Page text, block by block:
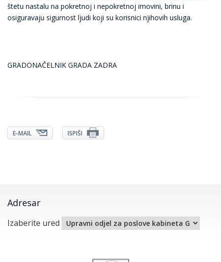
štetu nastalu na pokretnoj i nepokretnoj imovini, brinu i
osiguravaju sigurnost ljudi koji su korisnici njihovih usluga.
GRADONAČELNIK GRADA ZADRA
E-MAIL ISPIŠI
Adresar
Izaberite ured